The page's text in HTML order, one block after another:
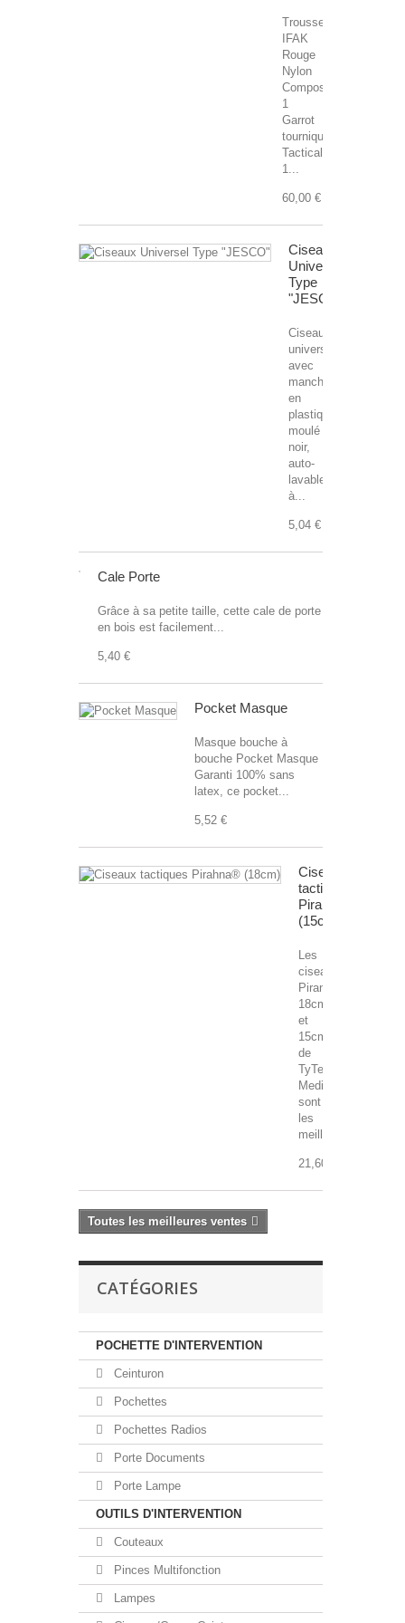
Trousse
IFAK
Rouge
Nylon
Composé:
1
Garrot
tourniquet
Tactical
1...
60,00 €
Ciseaux
Universel
Type
"JESCO"
Ciseaux
universels
avec
manche
en
plastique
moulé
noir,
auto-
lavable
à...
5,04 €
Cale Porte
Grâce à sa petite taille, cette cale de porte
en bois est facilement...
5,40 €
Pocket Masque
Masque bouche à
bouche Pocket Masque
Garanti 100% sans
latex, ce pocket...
5,52 €
Ciseaux
tactiques
Pirahna®
(15cm)
Les
ciseaux
Piranha
18cm
et
15cm
de
TyTek
Medical
sont
les
meilleures...
21,60 €
Toutes les meilleures ventes
CATÉGORIES
POCHETTE D'INTERVENTION
Ceinturon
Pochettes
Pochettes Radios
Porte Documents
Porte Lampe
OUTILS D'INTERVENTION
Couteaux
Pinces Multifonction
Lampes